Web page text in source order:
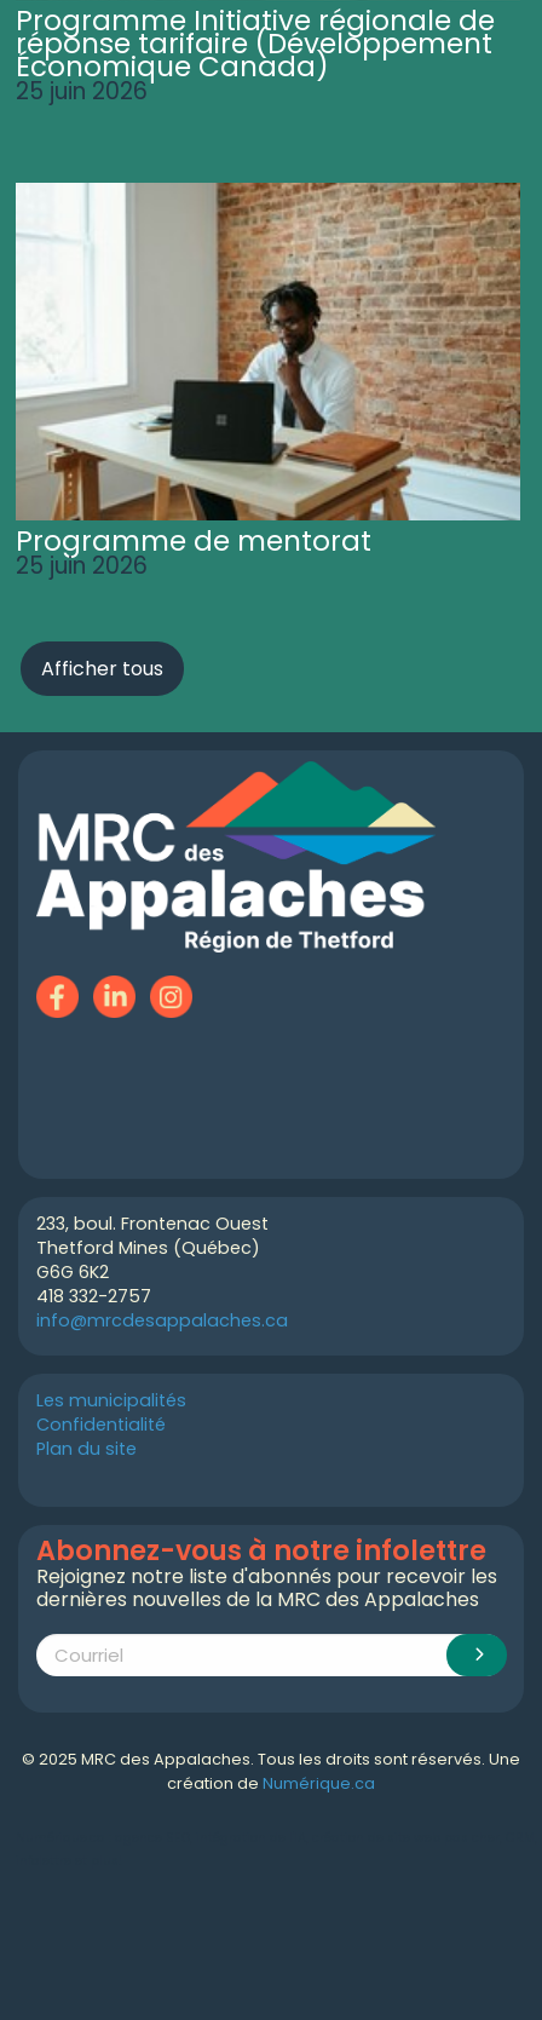
Programme Initiative régionale de
réponse tarifaire (Développement
Économique Canada)
25 juin 2026
Programme de mentorat
25 juin 2026
Afficher tous
233, boul. Frontenac Ouest
Thetford Mines (Québec)
G6G 6K2
418 332-2757
info@mrcdesappalaches.ca
Les municipalités
Confidentialité
Plan du site
Abonnez-vous à notre infolettre
Rejoignez notre liste d'abonnés pour recevoir les
dernières nouvelles de la MRC des Appalaches
© 2025 MRC des Appalaches. Tous les droits sont réservés. Une
création de Numérique.ca